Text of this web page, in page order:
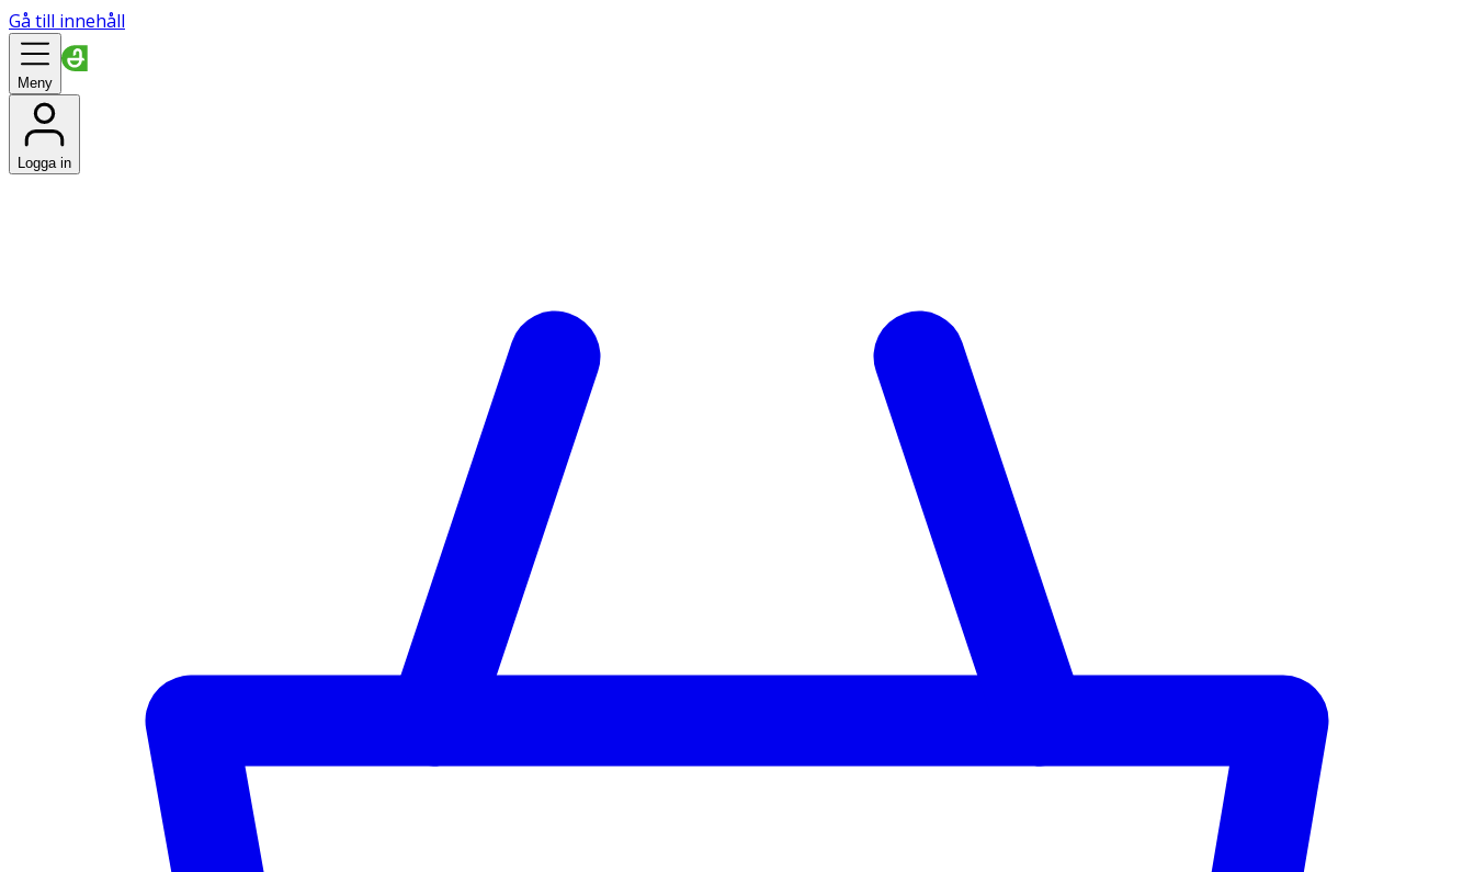
Gå till innehåll
Meny
Logga in